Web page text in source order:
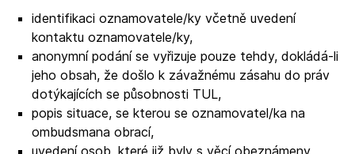
identifikaci oznamovatele/ky včetně uvedení
kontaktu oznamovatele/ky,
anonymní podání se vyřizuje pouze tehdy, dokládá-li
jeho obsah, že došlo k závažnému zásahu do práv
dotýkajících se působnosti TUL,
popis situace, se kterou se oznamovatel/ka na
ombudsmana obrací,
uvedení osob, které již byly s věcí obeznámeny,